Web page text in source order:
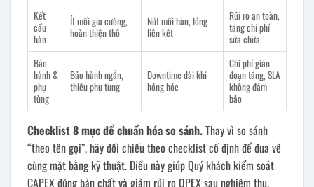
Kết
cấu
hàn
Ít mối gia cường,
hoàn thiện thô
Nứt mối hàn, lỏng
liên kết
Rủi ro an toàn,
tăng chi phí
sửa chữa
Bảo
hành &
phụ
tùng
Bảo hành ngắn,
thiếu phụ tùng
Downtime dài khi
hỏng hóc
Chi phí gián
đoạn tăng, SLA
không đảm
bảo
Checklist 8 mục để chuẩn hóa so sánh.Thay vì so sánh
“theo tên gọi”, hãy đối chiếu theo checklist cố định để đưa về
cùng mặt bằng kỹ thuật. Điều này giúp Quý khách kiểm soát
CAPEX đúng bản chất và giảm rủi ro OPEX sau nghiệm thu.